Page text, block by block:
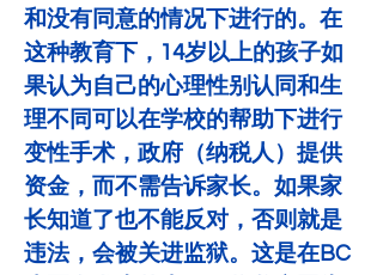
和没有同意的情况下进行的。在
这种教育下，14岁以上的孩子如
果认为自己的心理性别认同和生
理不同可以在学校的帮助下进行
变性手术，政府（纳税人）提供
资金，而不需告诉家长。如果家
长知道了也不能反对，否则就是
违法，会被关进监狱。这是在BC